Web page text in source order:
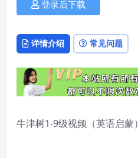
登录后下载
详情介绍 常见问题
牛津树1-9级视频（英语启蒙）